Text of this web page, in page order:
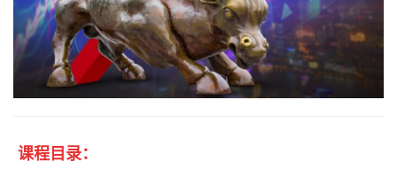
课程目录：